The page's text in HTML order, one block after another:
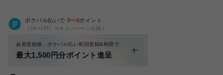
ポケパル払いで 0〜0ポイント
（1P=1円）※キャンペーン分除く
会員登録後、ポケパル払い初回登録&利用で
最大1,500円分ポイント進呈